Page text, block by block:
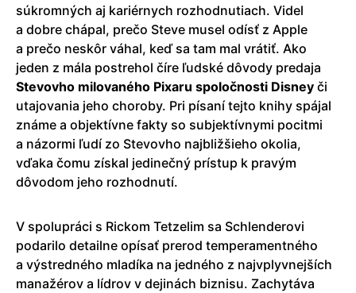
súkromných aj kariérnych rozhodnutiach. Videl
a dobre chápal, prečo Steve musel odísť z Apple
a prečo neskôr váhal, keď sa tam mal vrátiť. Ako
jeden z mála postrehol číre ľudské dôvody predaja
Stevovho milovaného Pixaru spoločnosti Disney či
utajovania jeho choroby. Pri písaní tejto knihy spájal
známe a objektívne fakty so subjektívnymi pocitmi
a názormi ľudí zo Stevovho najbližšieho okolia,
vďaka čomu získal jedinečný prístup k pravým
dôvodom jeho rozhodnutí.
V spolupráci s Rickom Tetzelim sa Schlenderovi
podarilo detailne opísať prerod temperamentného
a výstredného mladíka na jedného z najvplyvnejších
manažérov a lídrov v dejinách biznisu. Zachytáva